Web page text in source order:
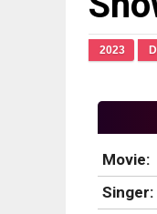
2023
Movie:
Singer: